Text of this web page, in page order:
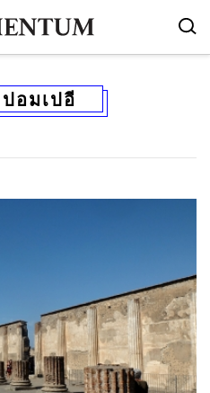
ปอมเปอี